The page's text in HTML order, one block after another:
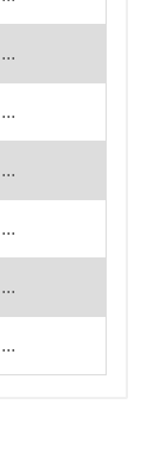
...
...
...
...
...
...